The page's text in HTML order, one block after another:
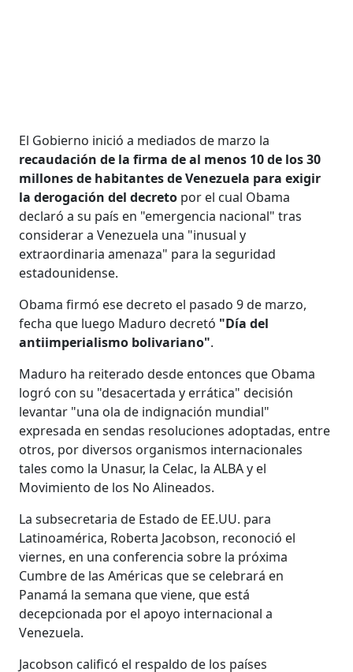
El Gobierno inició a mediados de marzo la
recaudación de la firma de al menos 10 de los 30
millones de habitantes de Venezuela para exigir
la derogación del decreto por el cual Obama
declaró a su país en "emergencia nacional" tras
considerar a Venezuela una "inusual y
extraordinaria amenaza" para la seguridad
estadounidense.
Obama firmó ese decreto el pasado 9 de marzo,
fecha que luego Maduro decretó "Día del
antiimperialismo bolivariano".
Maduro ha reiterado desde entonces que Obama
logró con su "desacertada y errática" decisión
levantar "una ola de indignación mundial"
expresada en sendas resoluciones adoptadas, entre
otros, por diversos organismos internacionales
tales como la Unasur, la Celac, la ALBA y el
Movimiento de los No Alineados.
La subsecretaria de Estado de EE.UU. para
Latinoamérica, Roberta Jacobson, reconoció el
viernes, en una conferencia sobre la próxima
Cumbre de las Américas que se celebrará en
Panamá la semana que viene, que está
decepcionada por el apoyo internacional a
Venezuela.
Jacobson calificó el respaldo de los países